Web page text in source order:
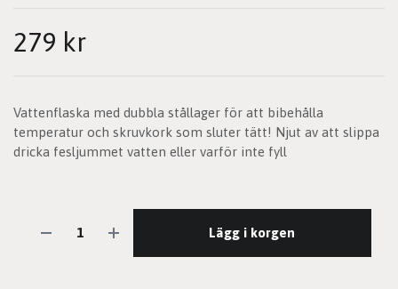
279 kr
Vattenflaska med dubbla stållager för att bibehålla
temperatur och skruvkork som sluter tätt! Njut av att slippa
dricka fesljummet vatten eller varför inte fyll
Lägg i korgen